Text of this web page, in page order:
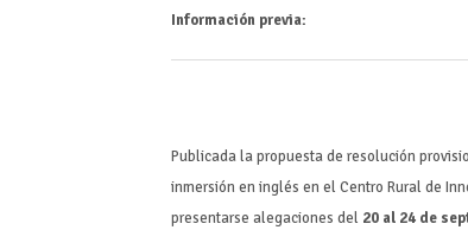
Información previa:
Publicada la propuesta de resolución
inmersión en inglés en el Centro Rural de
presentarse alegaciones del 20 al 24 de